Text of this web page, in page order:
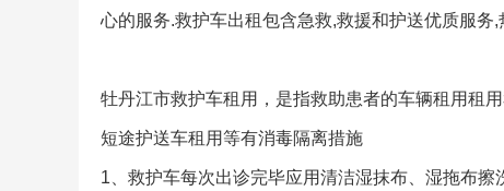
心的服务.救护车出租包含急救,救援和护送优质服务,
牡丹江市救护车租用，是指救助患者的车辆租用租
短途护送车租用等有消毒隔离措施
1、救护车每次出诊完毕应用清洁湿抹布、湿拖布